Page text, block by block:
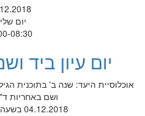
יום
08:30
יום עיון ביד ושם
אוכלוסיית היעד: שנה ב' בתוכנית
ושם באחריות
04.12.2018 בשעה 17:00-08:30